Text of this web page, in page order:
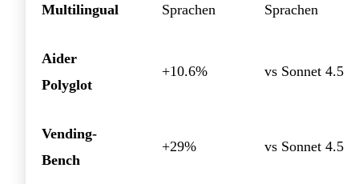
Multilingual
Sprachen
Sprachen
Aider
Polyglot
+10.6% vs Sonnet 4.5
Vending-
Bench
+29% vs Sonnet 4.5